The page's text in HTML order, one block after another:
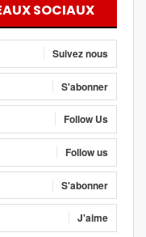
SOCIAUX
Suivez nous
S'abonner
Follow Us
Follow us
S'abonner
J'aime